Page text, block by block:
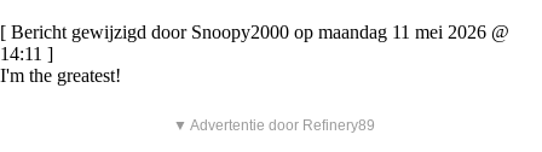
[ Bericht gewijzigd door Snoopy2000 op maandag 11 mei 2026 @
14:11 ]
I'm the greatest!
▼ Advertentie door Refinery89